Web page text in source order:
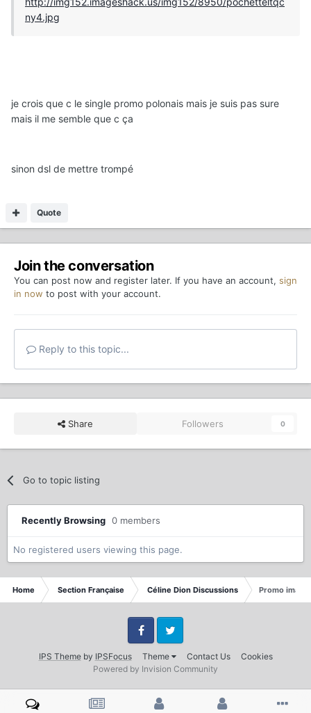
ny4.jpg
je crois que c le single promo polonais mais je suis pas sure
mais il me semble que c ça
sinon dsl de mettre trompé
Quote
Join the conversation
You can post now and register later. If you have an account, sign
in now to post with your account.
Reply to this topic...
Share Followers 0
Go to topic listing
Recently Browsing 0 members
No registered users viewing this page.
Home Section Française Céline Dion Discussions Promo
IPS Themeby IPSFocus Theme Contact Us Cookies
FacebookTwitter
Powered by Invision Community